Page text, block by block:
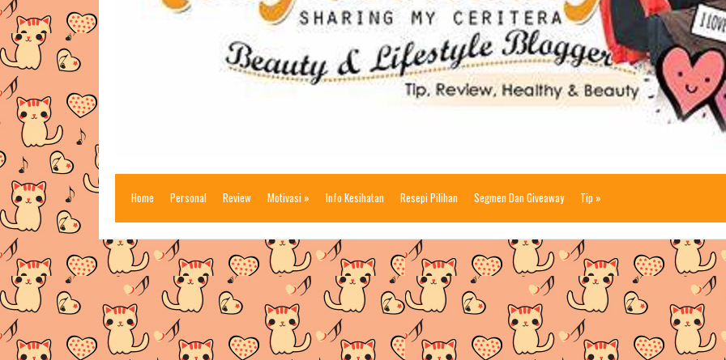
Home Personal Review Motivasi » Info Kesihatan Resepi Pilihan Segmen Dan Giveaway Tip »